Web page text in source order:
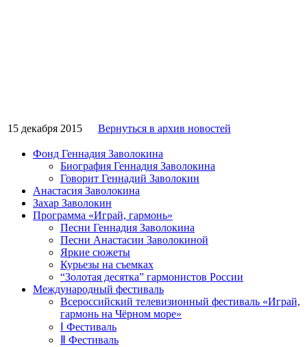
15 декабря 2015 Вернуться в архив новостей
Фонд Геннадия Заволокина
Биография Геннадия Заволокина
Говорит Геннадий Заволокин
Анастасия Заволокина
Захар Заволокин
Программа «Играй, гармонь»
Песни Геннадия Заволокина
Песни Анастасии Заволокиной
Яркие сюжеты
Курьезы на съемках
“Золотая десятка” гармонистов России
Международный фестиваль
Всероссийский телевизионный фестиваль «Играй,
гармонь на Чёрном море»
Ⅰ Фестиваль
Ⅱ Фестиваль